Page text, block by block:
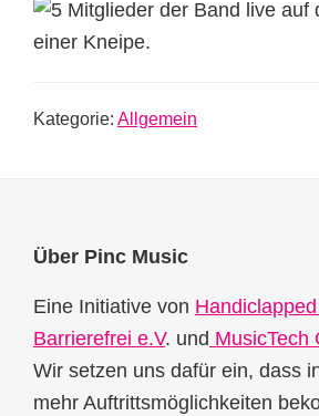
Kategorie: Allgemein
Footer
Über Pinc Music
Eine Initiative von
Barrierefrei e.V. und MusicTech
Wir setzen uns dafür ein, dass
mehr Auftrittsmöglichkeiten